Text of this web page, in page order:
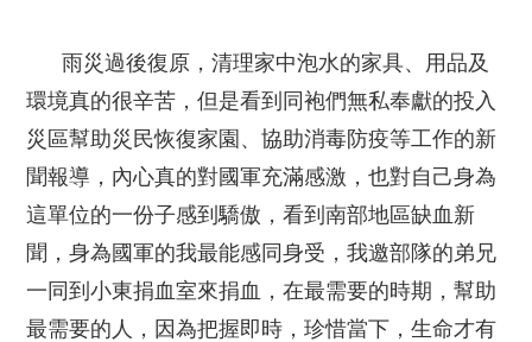
雨災過後復原，清理家中泡水的家具、用品及
環境真的很辛苦，但是看到同袍們無私奉獻的投入
災區幫助災民恢復家園、協助消毒防疫等工作的新
聞報導，內心真的對國軍充滿感激，也對自己身為
這單位的一份子感到驕傲，看到南部地區缺血新
聞，身為國軍的我最能感同身受，我邀部隊的弟兄
一同到小東捐血室來捐血，在最需要的時期，幫助
最需要的人，因為把握即時，珍惜當下，生命才有